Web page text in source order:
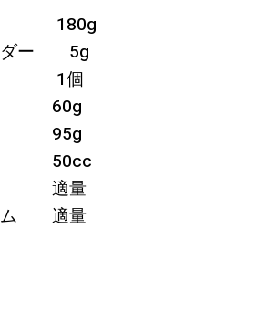
ダー 5g
個
60g
95g
適量
ム 適量